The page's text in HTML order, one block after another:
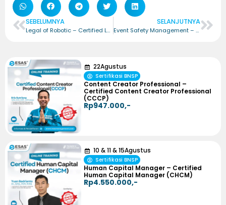
SEBELUMNYA
Legal of Robotic – Certified Legal of Robotic (CLR)
SELANJUTNYA
Event Safety Management – Certified Event Safety Management Officer (CESMO)
22Agustus
Sertifikasi BNSP
Content Creator Professional –
Certified Content Creator Professional
(CCCP)
Rp947.000,-
10 &11&15Agustus
Sertifikasi BNSP
Human Capital Manager – Certified
Human Capital Manager (CHCM)
Rp4.550.000,-